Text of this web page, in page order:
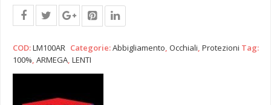
COD:LM100AR Categorie:Abbigliamento, Occhiali, Protezioni Tag:
100%, ARMEGA, LENTI